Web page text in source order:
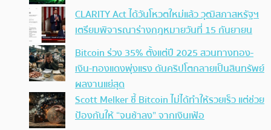
CLARITY Act ได้วันโหวตใหม่แล้ว วุฒิสภาสหรัฐฯ
เตรียมพิจารณาร่างกฎหมายวันที่ 15 กันยายน
Bitcoin ร่วง 35% ตั้งแต่ปี 2025 สวนทางทอง-
เงิน-ทองแดงพุ่งแรง ดันคริปโตกลายเป็นสินทรัพย์
ผลงานแย่สุด
Scott Melker ชี้ Bitcoin ไม่ได้ทำให้รวยเร็ว แต่ช่วย
ป้องกันให้ “จนช้าลง” จากเงินเฟ้อ